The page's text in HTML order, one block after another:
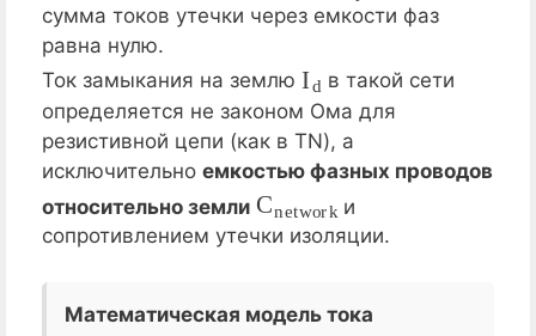
сумма токов утечки через емкости фаз
равна нулю.
Ток замыкания на землю
Id
в такой сети
определяется не законом Ома для
резистивной цепи (как в TN), а
исключительно емкостью фазных проводов
относительно земли
C w
и
сопротивлением утечки изоляции.
Математическая модель тока